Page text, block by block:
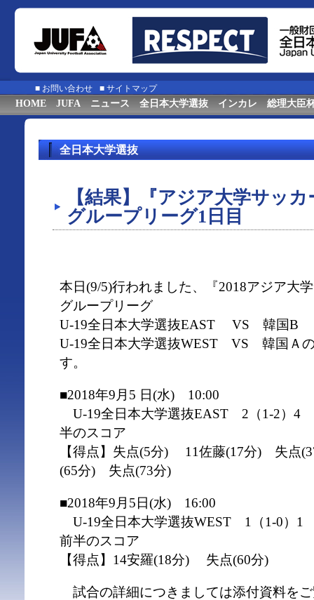
■ お問い合わせ ■ サイトマップ
HOME JUFA ニュース 全日本大学選抜 インカレ 総理大臣
全日本大学選抜
【結果】『アジア大学サッ
グループリーグ1日目
本日(9/5)行われました、『2018アジア大
グループリーグ
U-19全日本大学選抜EAST VS 韓国B
U-19全日本大学選抜WEST VS 韓国Ａ
す。
■2018年9月5 日(水) 10:00
U-19全日本大学選抜EAST 2（1-2
半のスコア
【得点】失点(5分) 11佐藤(17分) 失点
(65分) 失点(73分)
■2018年9月5日(水) 16:00
U-19全日本大学選抜WEST 1（1-0
前半のスコア
【得点】14安羅(18分) 失点(60分)
試合の詳細につきましては添付資料を